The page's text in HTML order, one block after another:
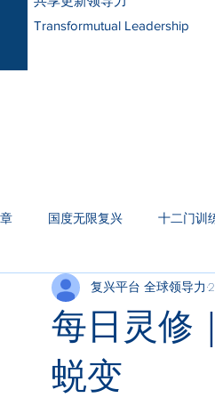
Transformutual Leadership
国度无限复兴 十二门训
HAKA复兴祷告 领袖训练 圣
每日灵修
蜕变
复兴平台 全球领导力